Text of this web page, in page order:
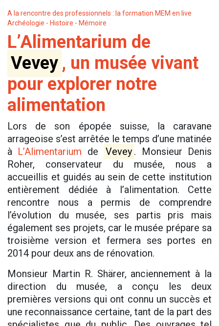
A la rencontre des professionnels : la formation MEM en live
Archéologie - Histoire - Mémoire
L’Alimentarium de
Vevey , un musée vivant
pour explorer notre
alimentation
Lors de son épopée suisse, la caravane
arrageoise s’est arrêtée le temps d’une matinée
à L’Alimentarium de Vevey . Monsieur Denis
Roher, conservateur du musée, nous a
accueillis et guidés au sein de cette institution
entièrement dédiée à l’alimentation. Cette
rencontre nous a permis de comprendre
l’évolution du musée, ses partis pris mais
également ses projets, car le musée prépare sa
troisième version et fermera ses portes en
2014 pour deux ans de rénovation.
Monsieur Martin R. Shärer, anciennement à la
direction du musée, a conçu les deux
premières versions qui ont connu un succès et
une reconnaissance certaine, tant de la part des